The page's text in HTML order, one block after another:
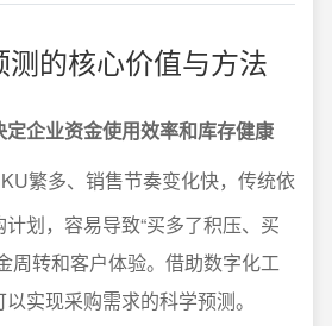
的核心价值与方法
企业资金使用效率和库存健康
繁多、销售节奏变化快，传统依
划，容易导致“买多了积压、买
周转和客户体验。借助数字化工
实现采购需求的科学预测。